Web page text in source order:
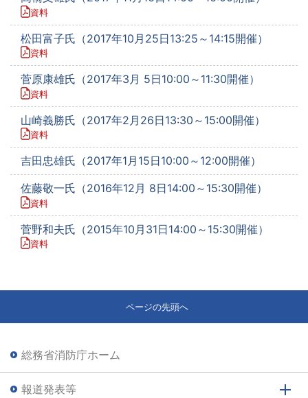
資料
松田富子氏（2017年10月25日13:25～14:15開催）
資料
菅原康雄氏（2017年3月 5日10:00～11:30開催）
資料
山崎義勝氏（2017年2月26日13:30～15:00開催）
資料
吉田忠雄氏（2017年1月15日10:00～12:00開催）
佐藤敬一氏（2016年12月 8日14:00～15:30開催）
資料
菅野和夫氏（2015年10月31日14:00～15:30開催）
資料
ページの先頭へ
総務省消防庁ホーム
報道発表等